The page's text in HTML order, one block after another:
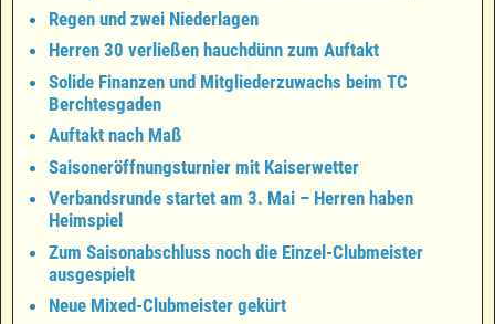
Regen und zwei Niederlagen
Herren 30 verließen hauchdünn zum Auftakt
Solide Finanzen und Mitgliederzuwachs beim TC
Berchtesgaden
Auftakt nach Maß
Saisoneröffnungsturnier mit Kaiserwetter
Verbandsrunde startet am 3. Mai – Herren haben
Heimspiel
Zum Saisonabschluss noch die Einzel-Clubmeister
ausgespielt
Neue Mixed-Clubmeister gekürt